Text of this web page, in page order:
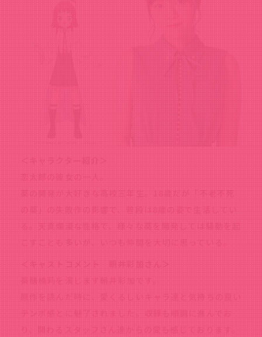
＜キャラクター紹介＞
恋太郎の彼女の一人。
薬の開発が大好きな高校三年生。18歳だが「不老不死
の薬」の失敗作の影響で、普段は8歳の姿で生活してい
る。天真爛漫な性格で、様々な薬を開発しては騒動を起
こすことも多いが、いつも仲間を大切に思っている。
＜キャストコメント 朝井彩加さん＞
薬膳楠莉を演じます朝井彩加です。
原作を読んだ時に、愛くるしいキャラ達と気持ちの良い
テンポ感とに魅了されました。収録も順調に進んでお
り、関わるスタッフさん達からの愛も感じております。